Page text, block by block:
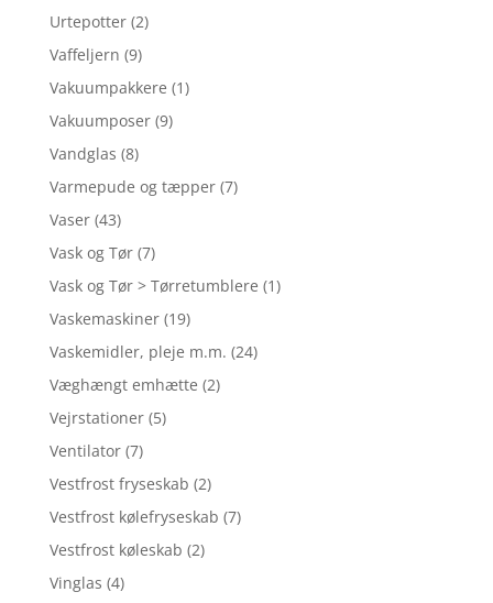
Urtepotter (2)
Vaffeljern (9)
Vakuumpakkere (1)
Vakuumposer (9)
Vandglas (8)
Varmepude og tæpper (7)
Vaser (43)
Vask og Tør (7)
Vask og Tør > Tørretumblere (1)
Vaskemaskiner (19)
Vaskemidler, pleje m.m. (24)
Væghængt emhætte (2)
Vejrstationer (5)
Ventilator (7)
Vestfrost fryseskab (2)
Vestfrost kølefryseskab (7)
Vestfrost køleskab (2)
Vinglas (4)